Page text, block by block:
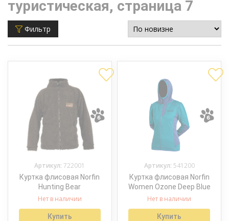
туристическая, страница 7
Фильтр
Артикул:722001
Куртка флисовая Norfin
Hunting Bear
Нет в наличии
Купить
Артикул: 541200
Куртка флисовая Norfin
Women Ozone Deep Blue
Нет в наличии
Купить